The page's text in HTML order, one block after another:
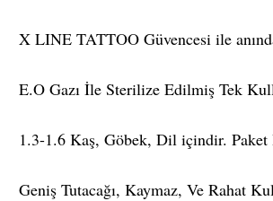
X LINE TATTOO Güvencesi ile
E.O Gazı İle Sterilize Edilmiş Tek
1.3-1.6 Kaş, Göbek, Dil içindir.
Geniş Tutacağı, Kaymaz, Ve Rahat